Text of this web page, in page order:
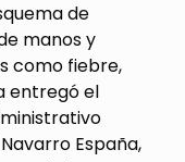
de
manos y
como fiebre,
entregó el
España,